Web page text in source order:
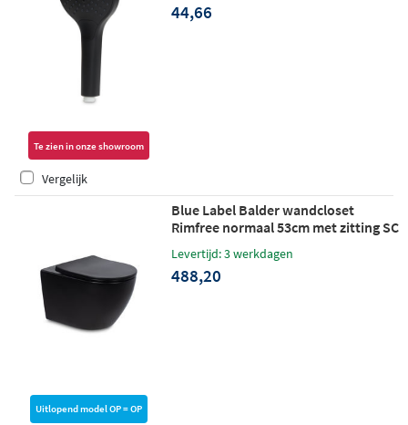
Te zien in onze showroom
44,66
Vergelijk
Uitlopend model OP = OP
Blue Label Balder wandcloset
Rimfree normaal 53cm met zitting SC
& QR - mat zwart
Levertijd: 3 werkdagen
488,20